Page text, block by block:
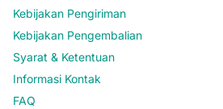
Kebijakan Pengiriman
Kebijakan Pengembalian
Syarat & Ketentuan
Informasi Kontak
FAQ